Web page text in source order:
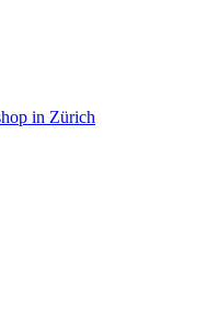
in Zürich